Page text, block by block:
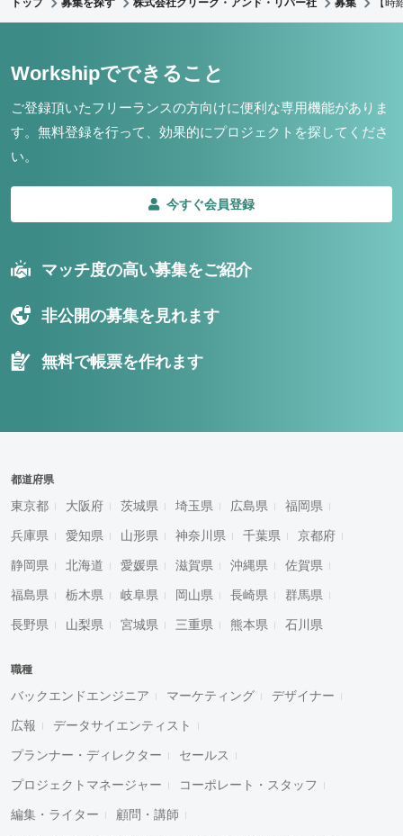
トップ 募集を探す 株式会社クリーク・アンド・リバー社 募集 【
Workshipでできること
ご登録頂いたフリーランスの方向けに便利な専用機能がありま
す。 無料登録を行って、効果的にプロジェクトを探してくださ
い。
今すぐ会員登録
マッチ度の高い募集をご紹介
非公開の募集を見れます
無料で帳票を作れます
都道府県
東京都 大阪府 茨城県 埼玉県 広島県 福岡県
兵庫県 愛知県 山形県 神奈川県 千葉県 京都府
静岡県 北海道 愛媛県 滋賀県 沖縄県 佐賀県
福島県 栃木県 岐阜県 岡山県 長崎県 群馬県
長野県 山梨県 宮城県 三重県 熊本県 石川県
職種
バックエンドエンジニア マーケティング デザイナー
広報 データサイエンティスト
プランナー・ディレクター セールス
プロジェクトマネージャー コーポレート・スタッフ
編集・ライター 顧問・講師